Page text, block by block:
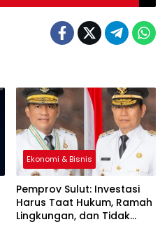
Ekonomi & Bisnis
Pemprov Sulut: Investasi
Harus Taat Hukum, Ramah
Lingkungan, dan Tidak